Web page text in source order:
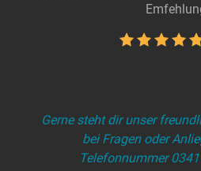
Gerne steht dir unser
bei Fragen oder
Telefonnummer